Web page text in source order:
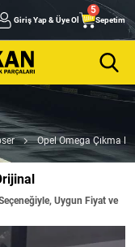
Giriş Yap & Üye Ol Sepetim
Opel Omega Çıkma
Uygun Fiyat ve